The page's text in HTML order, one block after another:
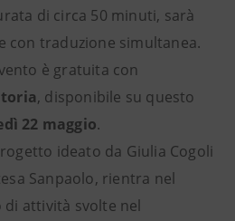
di circa 50 minuti, sarà
con traduzione simultanea.
è gratuita con
, disponibile su questo
22 maggio.
ideato da Giulia Cogoli
Sanpaolo, rientra nel
attività svolte nel